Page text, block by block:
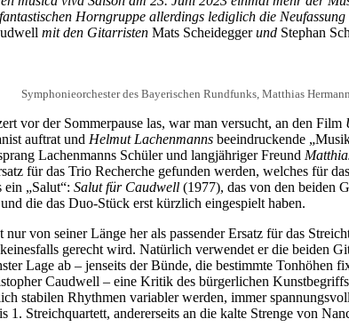
Horngruppe allerdings lediglich die
mit den Gitarristen Mats Scheideggerund Stephan
Symphonieorchester des Bayerischen Rundfunks, Matthias
vor der Sommerpause las, war man versucht, an den Film
auftrat und Helmut Lachenmanns beeindruckende
Lachenmanns Schüler und langjähriger Freund
für das Trio Recherche gefunden werden, welches für
„Salut“: Salut für Caudwell (1977), das von den beiden
die das Duo-Stück erst kürzlich eingespielt haben.
von seiner Länge her als passender Ersatz für das
gerecht wird. Natürlich verwendet er die beiden
Lage ab – jenseits der Bünde, die bestimmte
Caudwell – eine Kritik des bürgerlichen
stabilen Rhythmen variabler werden, immer
1. Streichquartett, andererseits an die kalte Strenge von